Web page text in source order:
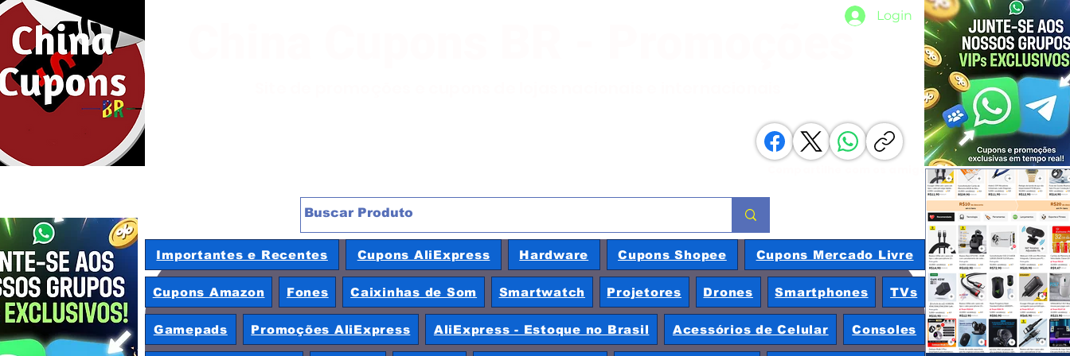
Login
China Cupons BR - Promoções
Compartilhe com os amigos
Importantes e Recentes Cupons AliExpress Hardware Cupons Shopee Cupons Mercado Livre
Cupons Amazon Fones Caixinhas de Som Smartwatch Projetores Drones Smartphones TVs
Gamepads Promoções AliExpress AliExpress - Estoque no Brasil Acessórios de Celular Consoles